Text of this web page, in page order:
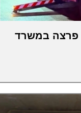
פרצה במשרד